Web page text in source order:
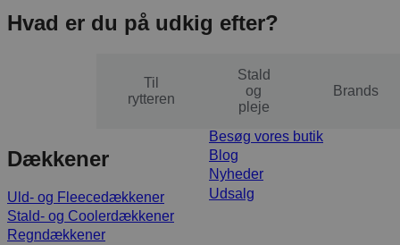
Hvad er du på udkig efter?
Til
rytteren
Stald
og
pleje
Brands
Dækkener
Uld- og Fleecedækkener
Stald- og Coolerdækkener
Regndækkener
Besøg vores butik
Blog
Nyheder
Udsalg